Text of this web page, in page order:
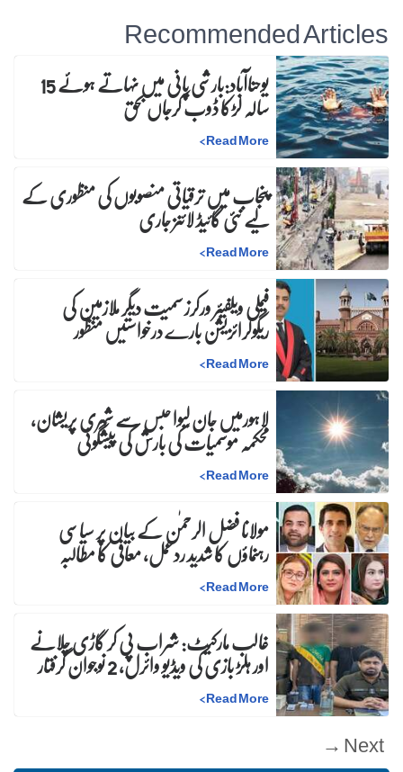
Recommended Articles
یوحناآباد:بارشی پانی میں نہاتے ہوئے 15 سالہ لڑکا ڈوب کرجاں بحق
Read More
>
پنجاب میں ترقیاتی منصوبوں کی منظوری کے
لیے نئی گائیڈ لائنز جاری
Read More
>
فیملی ویلفیئر ورکرز سمیت دیگر ملازمین کی
ریگولرائزیشن بارے درخواستیں منظور
Read More
>
لاہورمیں جان لیوا حبس سے شہری پریشان،
محکمہ موسمیات کی بارش کی پیشگوئی
Read More
>
مولانا فضل الرحمٰن کے بیان پر سیاسی
رہنماؤں کا شدید ردعمل، معافی کا مطالبہ
Read More
>
غالب مارکیٹ: شراب پی کر گاڑی چلانے
اور ہلڑ بازی کی ویڈیو وائرل، 2 نوجوان گرفتار
Read More
>
Next →